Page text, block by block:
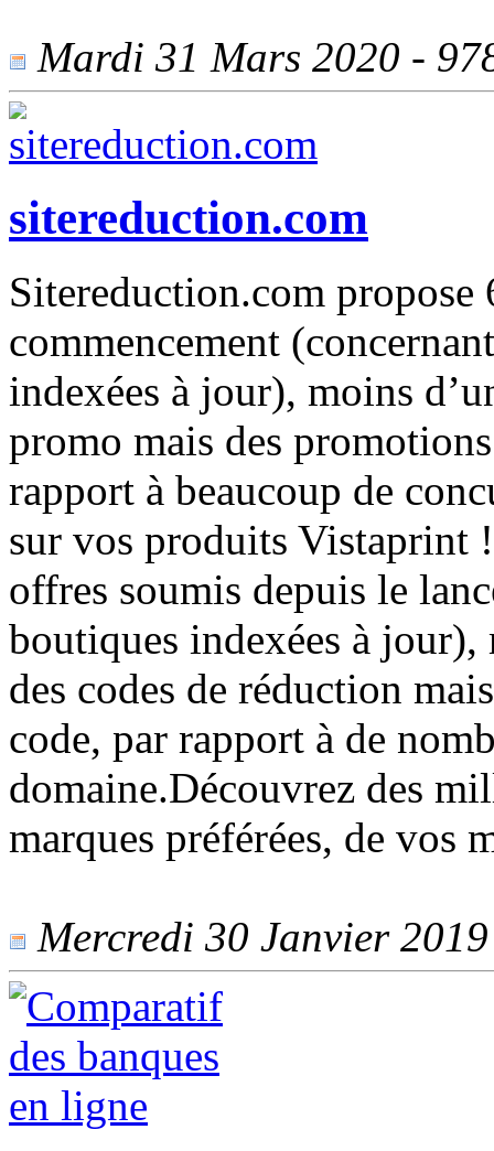
Mardi 31 Mars 2020 -
sitereduction.com
Sitereduction.com propose
commencement
indexées à jour), moins
promo mais des
rapport à beaucoup de
sur vos produits Vistaprint
offres soumis depuis le
boutiques indexées à jour),
des codes de réduction
code, par rapport à de
domaine.Découvrez des
marques préférées, de vos
Mercredi 30 Janvier